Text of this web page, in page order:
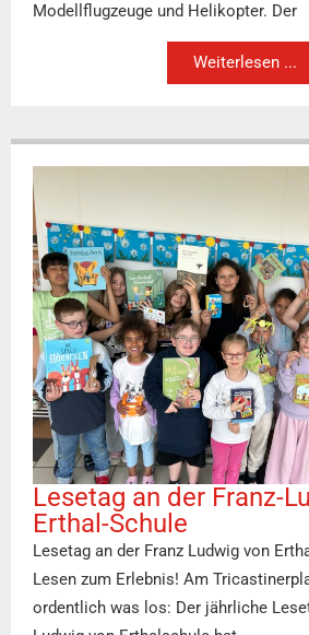
Modellflugzeuge und Helikopter. Der
Weiterlesen ...
Lesetag an der Franz-
Erthal-Schule
Lesetag an der Franz Ludwig von
Lesen zum Erlebnis! Am
ordentlich was los: Der jährliche